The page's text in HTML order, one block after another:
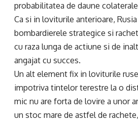
probabilitatea de daune
Ca si in loviturile anterioare,
bombardierele strategice si
cu raza lunga de actiune si de
angajat cu succes.
Un alt element fix in loviturile
impotriva tintelor terestre la o
mic nu are forta de lovire a unor
un stoc mare de astfel de